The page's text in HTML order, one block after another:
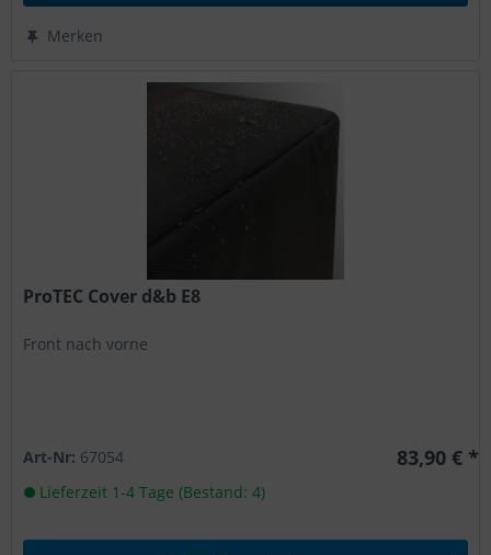
Merken
ProTEC Cover d&b E8
Front nach vorne
Art-Nr: 67054 83,90 € *
Lieferzeit 1-4 Tage (Bestand: 4)